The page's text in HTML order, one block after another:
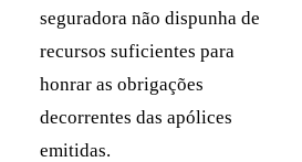
seguradora não dispunha de
recursos suficientes para
honrar as obrigações
decorrentes das apólices
emitidas.